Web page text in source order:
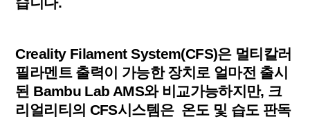
Creality Filament System(CFS)은 멀티칼러
필라멘트 출력이 가능한 장치로 얼마전 출시
된 Bambu Lab AMS와 비교가능하지만, 크
리얼리티의 CFS시스템은 온도 및 습도 판독